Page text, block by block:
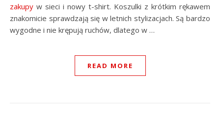
zakupy w sieci i nowy t-shirt. Koszulki z krótkim rękawem
znakomicie sprawdzają się w letnich stylizacjach. Są bardzo
wygodne i nie krępują ruchów, dlatego w …
READ MORE